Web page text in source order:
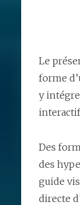
Le
forme
y
Des
des
guide
directe